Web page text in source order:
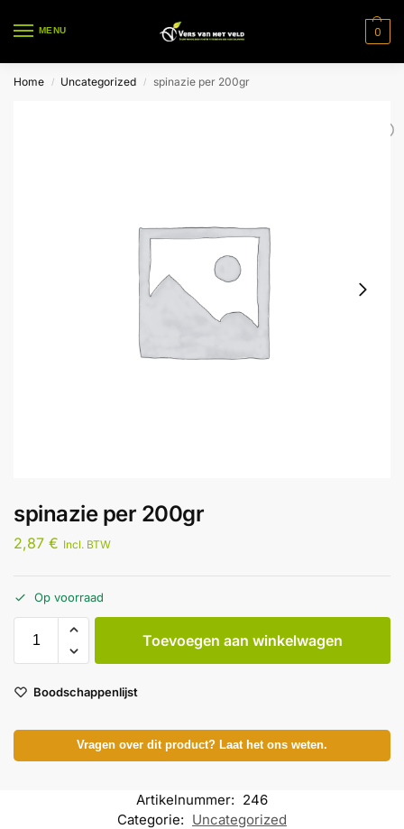
MENU 0
Home / Uncategorized / spinazie per 200gr
spinazie per 200gr
2,87 € Incl. BTW
Op voorraad
Toevoegen aan winkelwagen
Boodschappenlijst
Vragen over dit product? Laat het ons weten.
Artikelnummer: 246
Categorie: Uncategorized